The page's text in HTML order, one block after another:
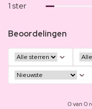
1 ster
Beoordelingen
0 van 0